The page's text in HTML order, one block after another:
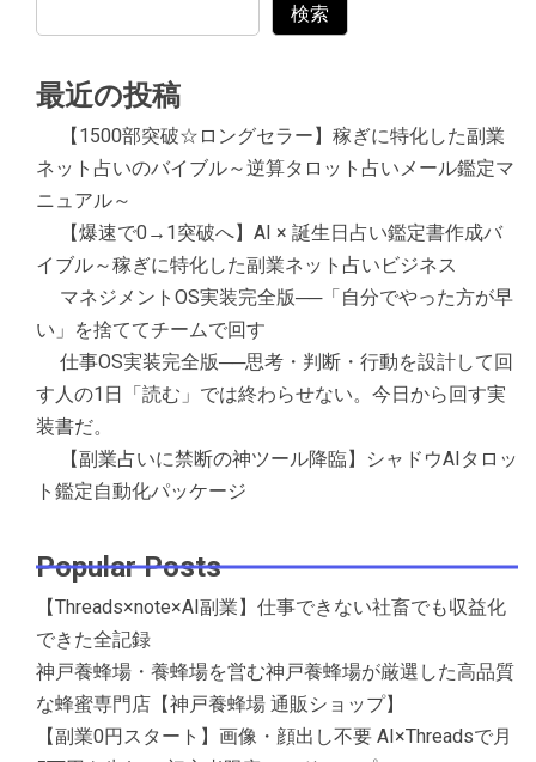
検索
最近の投稿
【1500部突破☆ロングセラー】稼ぎに特化した副業
ネット占いのバイブル～逆算タロット占いメール鑑定マ
ニュアル～
【爆速で0→1突破へ】AI × 誕生日占い鑑定書作成バ
イブル～稼ぎに特化した副業ネット占いビジネス
マネジメントOS実装完全版──「自分でやった方が早
い」を捨ててチームで回す
仕事OS実装完全版──思考・判断・行動を設計して回
す人の1日「読む」では終わらせない。今日から回す実
装書だ。
【副業占いに禁断の神ツール降臨】シャドウAIタロッ
ト鑑定自動化パッケージ
Popular Posts
【Threads×note×AI副業】仕事できない社畜でも収益化
できた全記録
神戸養蜂場・養蜂場を営む神戸養蜂場が厳選した高品質
な蜂蜜専門店【神戸養蜂場 通販ショップ】
【副業0円スタート】画像・顔出し不要 AI×Threadsで月